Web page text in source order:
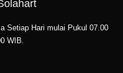
Setiap Hari mulai Pukul 07.00
WIB.